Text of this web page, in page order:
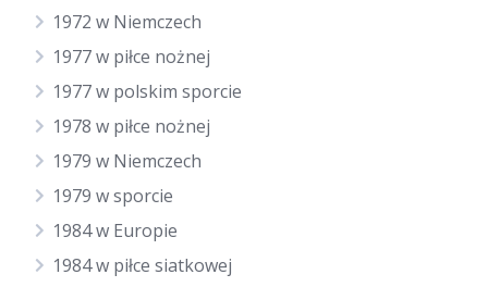
1972 w Niemczech
1977 w piłce nożnej
1977 w polskim sporcie
1978 w piłce nożnej
1979 w Niemczech
1979 w sporcie
1984 w Europie
1984 w piłce siatkowej